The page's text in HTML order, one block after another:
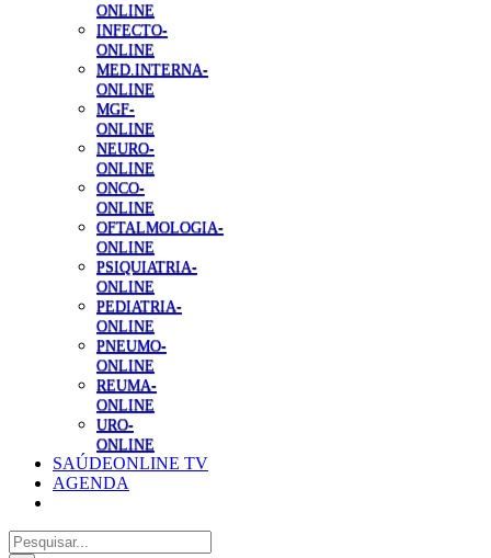
ONLINE
INFECTO-
ONLINE
MED.INTERNA-
ONLINE
MGF-
ONLINE
NEURO-
ONLINE
ONCO-
ONLINE
OFTALMOLOGIA-
ONLINE
PSIQUIATRIA-
ONLINE
PEDIATRIA-
ONLINE
PNEUMO-
ONLINE
REUMA-
ONLINE
URO-
ONLINE
SAÚDEONLINE TV
AGENDA
Pesquisar